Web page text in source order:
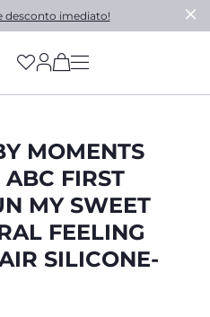
desconto imediato!
(has more options
MOMENTS
FIRST
MY SWEET
FEELING
SILICONE-